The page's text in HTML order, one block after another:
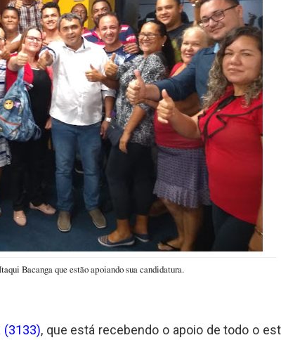
Bacanga que estão apoiando sua candidatura.
(3133), que está recebendo o apoio de todo o